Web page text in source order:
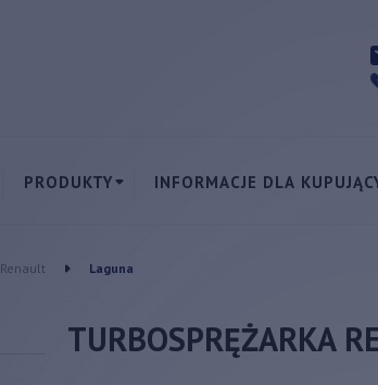
PRODUKTY INFORMACJE DLA
Renault Laguna
TURBOSPRĘŻARKA